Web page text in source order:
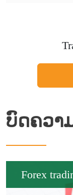
ບົດຄວາ
Forex